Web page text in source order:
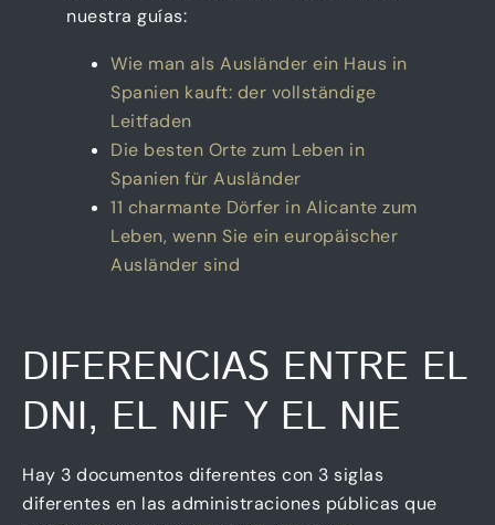
nuestra guías:
Wie man als Ausländer ein Haus in
Spanien kauft: der vollständige
Leitfaden
Die besten Orte zum Leben in
Spanien für Ausländer
11 charmante Dörfer in Alicante zum
Leben, wenn Sie ein europäischer
Ausländer sind
DIFERENCIAS ENTRE EL
DNI, EL NIF Y EL NIE
Hay 3 documentos diferentes con 3 siglas
diferentes en las administraciones públicas que